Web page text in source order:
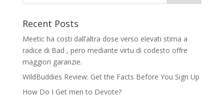
Recent Posts
Meetic ha costi dall’altra dose verso elevati stima a
radice di Bad , pero mediante virtu di codesto offre
maggiori garanzie.
WildBuddies Review: Get the Facts Before You Sign Up
How Do I Get men to Devote?